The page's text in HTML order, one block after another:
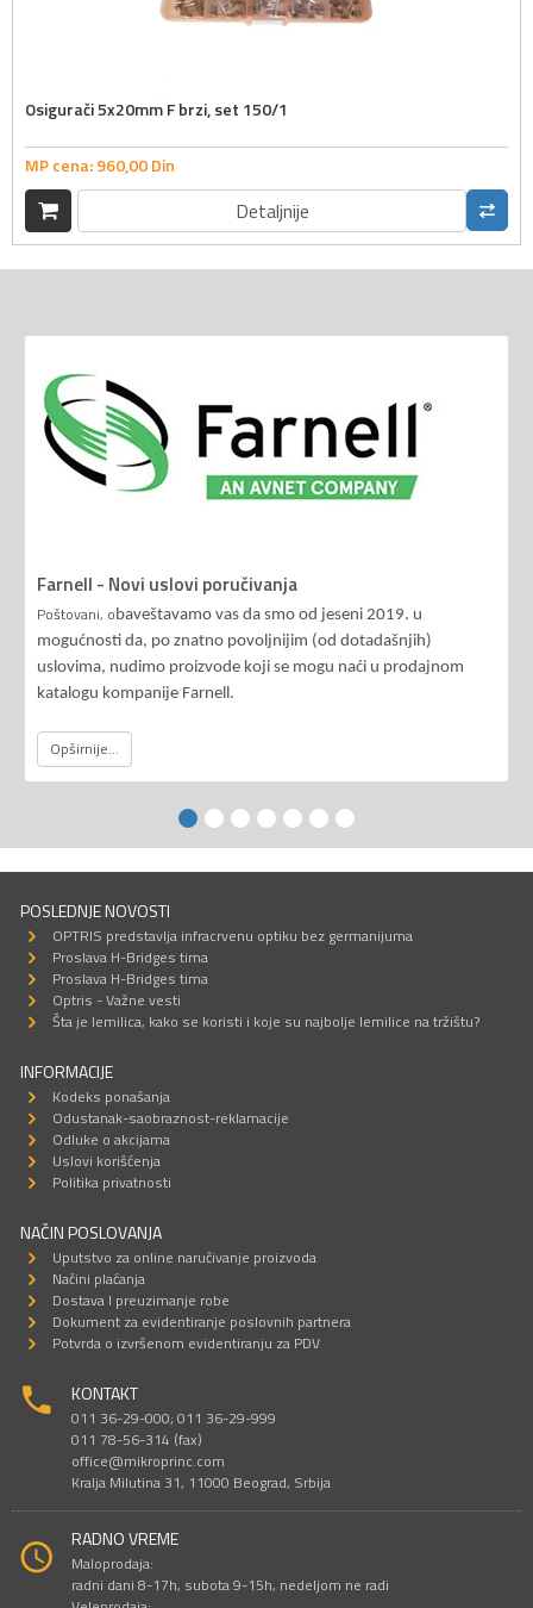
Osigurači 5x20mm F brzi, set 150/1
MP cena:960,00Din
Detaljnije
Farnell - Novi uslovi poručivanja
Poštovani, o baveštavamo vas da smo od jeseni 2019. u
mogućnosti da, po znatno povoljnijim (od dotadašnjih)
uslovima, nudimo proizvode koji se mogu naći u prodajnom
katalogu kompanije Farnell.
Opširnije...
POSLEDNJE NOVOSTI
OPTRIS predstavlja infracrvenu optiku bez germanijuma
Proslava H-Bridges tima
Proslava H-Bridges tima
Optris - Važne vesti
Šta je lemilica, kako se koristi i koje su najbolje lemilice na tržištu?
INFORMACIJE
Kodeks ponašanja
Odustanak-saobraznost-reklamacije
Odluke o akcijama
Uslovi korišćenja
Politika privatnosti
NAČIN POSLOVANJA
Uputstvo za online naručivanje proizvoda
Načini plaćanja
Dostava I preuzimanje robe
Dokument za evidentiranje poslovnih partnera
Potvrda o izvršenom evidentiranju za PDV
KONTAKT
011 36-29-000; 011 36-29-999
011 78-56-314 (fax)
office@mikroprinc.com
Kralja Milutina 31, 11000 Beograd, Srbija
RADNO VREME
Maloprodaja:
radni dani 8-17h, subota 9-15h, nedeljom ne radi